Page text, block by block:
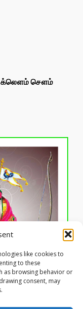
like cookies to
to these
as browsing behavior or
consent, may
க்லௌம் சௌம்